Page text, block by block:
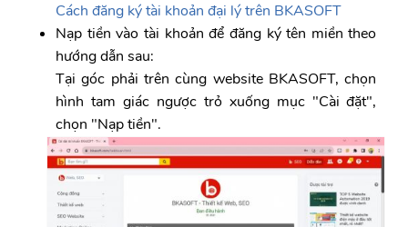
Cách đăng ký tài khoản đại lý trên BKASOFT
Nạp tiền vào tài khoản để đăng ký tên miền theo
hướng dẫn sau:
Tại góc phải trên cùng website BKASOFT, chọn
hình tam giác ngược trỏ xuống mục "Cài đặt",
chọn "Nạp tiền".